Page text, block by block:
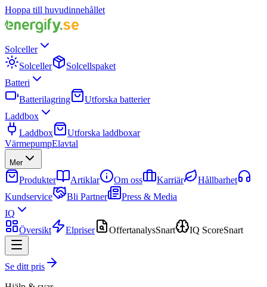
Hoppa till huvudinnehållet
Solceller
Solceller
Solcellspaket
Batteri
Batterilagring
Utforska batterier
Laddbox
Laddbox
Utforska laddboxar
VärmepumpElavtal
Mer
Produkter Artiklar Om oss Karriär
Hållbarhet
Kundservice
Bli Partner
Press & Media
IQ
Översikt
Elpriser OffertanalysSnart IQ ScoreSnart
Se ditt pris